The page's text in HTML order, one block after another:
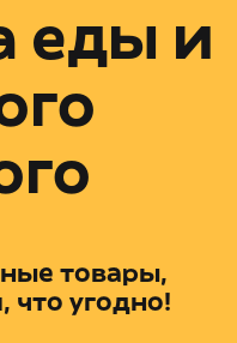
еды и
товары,
что угодно!